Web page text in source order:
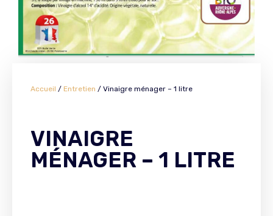
Accueil / Entretien / Vinaigre ménager – 1 litre
VINAIGRE
MÉNAGER – 1 LITRE